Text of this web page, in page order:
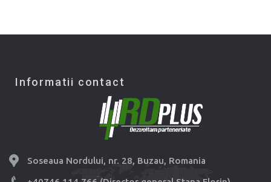
Informatii contact
Soseaua Nordului, nr. 28, Buzau, Romania